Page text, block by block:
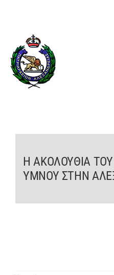
περιεχόμενο
O ΠΑΤΡΙΑΡΧΗΣ
ΤΟ ΠΑΤΡΙΑΡΧΕΙΟ
KEIMENA
Η ΑΚΟΛΟΥΘΙΑ
ΥΜΝΟΥ ΣΤΗΝ